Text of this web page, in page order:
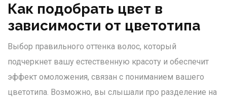
Как подобрать цвет в
зависимости от цветотипа
Выбор правильного оттенка волос, который
подчеркнет вашу естественную красоту и обеспечит
эффект омоложения, связан с пониманием вашего
цветотипа. Возможно, вы слышали про разделение на